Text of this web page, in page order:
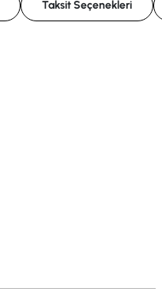
Taksit Seçenekleri